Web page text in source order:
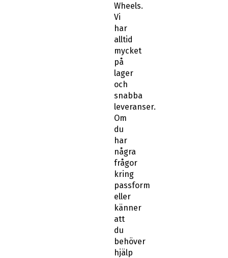
Wheels.
Vi
har
alltid
mycket
på
lager
och
snabba
leveranser.
Om
du
har
några
frågor
kring
passform
eller
känner
att
du
behöver
hjälp